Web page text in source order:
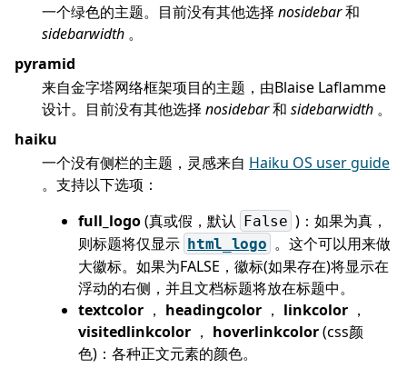
一个绿色的主题。目前没有其他选择 nosidebar和
sidebarwidth 。
pyramid
来自金字塔网络框架项目的主题，由Blaise Laflamme
设计。目前没有其他选择 nosidebar和 sidebarwidth 。
haiku
一个没有侧栏的主题，灵感来自 Haiku OS user guide
。支持以下选项：
full_logo(真或假，默认 False )：如果为真，
则标题将仅显示 html_logo 。这个可以用来做
大徽标。如果为FALSE，徽标(如果存在)将显示在
浮动的右侧，并且文档标题将放在标题中。
textcolor ， headingcolor ， linkcolor ，
visitedlinkcolor ， hoverlinkcolor(css颜
色)：各种正文元素的颜色。